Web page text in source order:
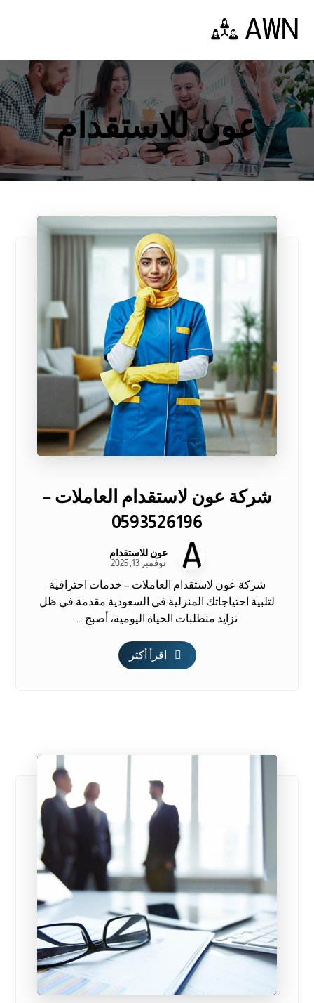
عون للاستقدام
شركة عون لاستقدام العاملات –
0593526196
عون للاستقدام
نوفمبر 13, 2025
شركة عون لاستقدام العاملات – خدمات احترافية
لتلبية احتياجاتك المنزلية في السعودية مقدمة في ظل
تزايد متطلبات الحياة اليومية، أصبح ...
اقرأ أكثر